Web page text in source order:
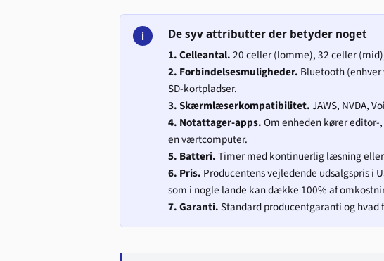
i De syv attributter der betyder noget
1. Celleantal.20 celler (lomme), 32 celler
2. Forbindelsesmuligheder. Bluetooth (enhver
SD-kortpladser.
3. Skærmlæserkompatibilitet.JAWS, NVDA,
4. Notattager-apps.Om enheden kører
en værtcomputer.
5. Batteri.Timer med kontinuerlig læsning
6. Pris. Producentens vejledende udsalgspris i
som i nogle lande kan dække 100% af
7. Garanti.Standard producentgaranti og